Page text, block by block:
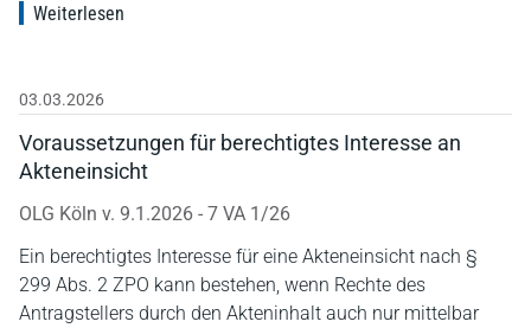
Weiterlesen
03.03.2026
Voraussetzungen für berechtigtes Interesse an
Akteneinsicht
OLG Köln v. 9.1.2026 - 7 VA 1/26
Ein berechtigtes Interesse für eine Akteneinsicht nach §
299 Abs. 2 ZPO kann bestehen, wenn Rechte des
Antragstellers durch den Akteninhalt auch nur mittelbar